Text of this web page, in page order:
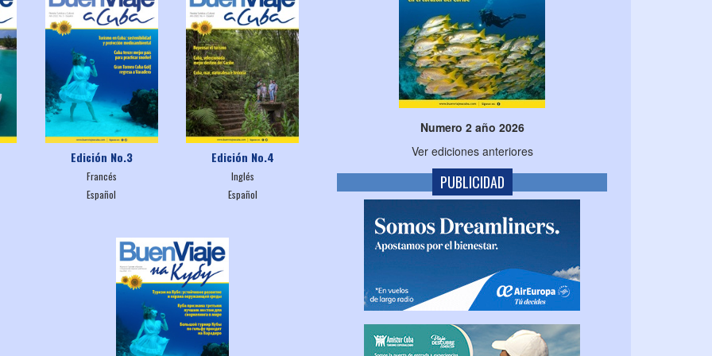
Edición No.3
Francés
Español
Edición No.4
Inglés
Español
Numero 2 año 2026
Ver ediciones anteriores
PUBLICIDAD